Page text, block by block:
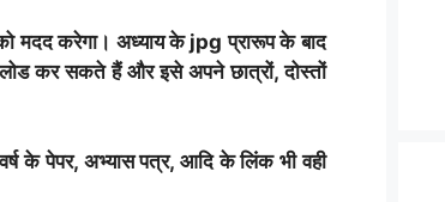
मदद करेगा। अध्याय के jpg प्रारूप के बाद
कर सकते हैं और इसे अपने छात्रों, दोस्तों
के पेपर, अभ्यास पत्र, आदि के लिंक भी वही